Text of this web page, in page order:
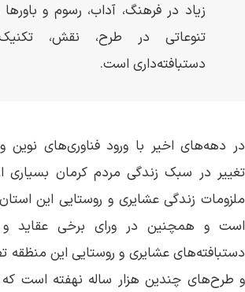
زیاد در فرهنگ، آداب، رسوم و
تنوعاتی در طرح، نقش،
دستبافته‌داری است.
در دهه‌های اخیر با ورود فناوری‌های نوین
تغییر در سبک زندگی مردم کرمان بسیاری
ملزومات زندگی عشایری و روستایی این
است و همچنین در ورای برخی عقاید
دستبافته‌های عشایری و روستایی این
و طرح‌های چندین هزار ساله نهفته است